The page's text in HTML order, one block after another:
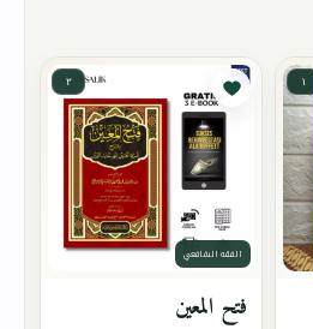
١ ٢
الفقه الشافعي
فتح المعين